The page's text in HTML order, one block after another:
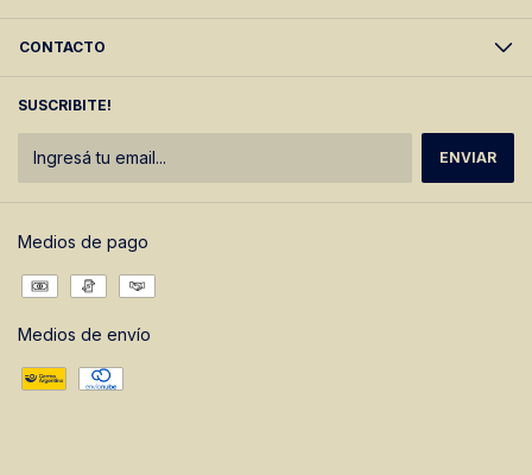
CONTACTO
SUSCRIBITE!
Medios de pago
Medios de envío